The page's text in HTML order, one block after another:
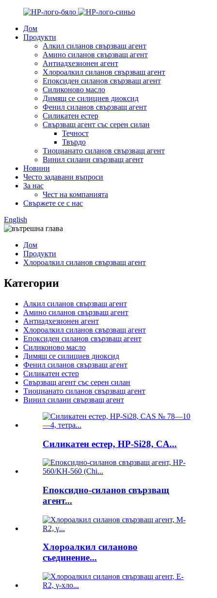
Дом
Продукти
Алкил силанов свързващ агент
Амино силанов свързващ агент
Антиадхезионен агент
Хлороалкил силанов свързващ агент
Епоксиден силанов свързващ агент
Силиконово масло
Димящ се силициев диоксид
Фенил силанов свързващ агент
Силикатен естер
Свързващ агент със серен силан
Течност
Твърдо
Тиоцианато силанов свързващ агент
Винил силани свързващ агент
Новини
Често задавани въпроси
За нас
Чест на компанията
Свържете се с нас
English
Дом
Продукти
Хлороалкил силанов свързващ агент
Категории
Алкил силанов свързващ агент
Амино силанов свързващ агент
Антиадхезионен агент
Хлороалкил силанов свързващ агент
Епоксиден силанов свързващ агент
Силиконово масло
Димящ се силициев диоксид
Фенил силанов свързващ агент
Силикатен естер
Свързващ агент със серен силан
Тиоцианато силанов свързващ агент
Винил силани свързващ агент
Силикатен естер, HP-Si28, CA...
Епоксидно-силанов свързващ
агент...
Хлороалкил силаново
съединение...